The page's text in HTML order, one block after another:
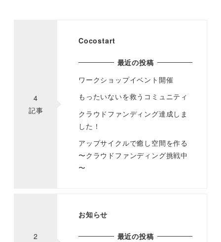
4
記事
Cocostart
最近の投稿
ワークショップイベント開催
もったいないを救うコミュニティ
クラウドファンディング達成しま
した！
アップサイクルで癒し空間を作る
〜クラウドファンディング挑戦中
〜
2
お知らせ
最近の投稿